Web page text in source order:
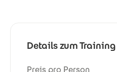
Details zum Training
Preis pro Person